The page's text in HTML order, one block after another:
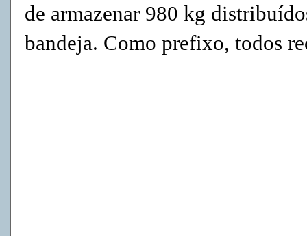
de armazenar 980 kg
bandeja. Como prefixo, todos